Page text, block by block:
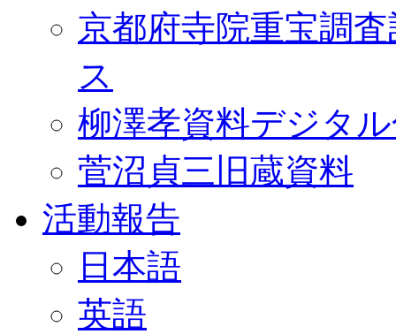
京都府寺院重宝調
ス
柳澤孝資料デジタ
菅沼貞三旧蔵資料
活動報告
日本語
英語